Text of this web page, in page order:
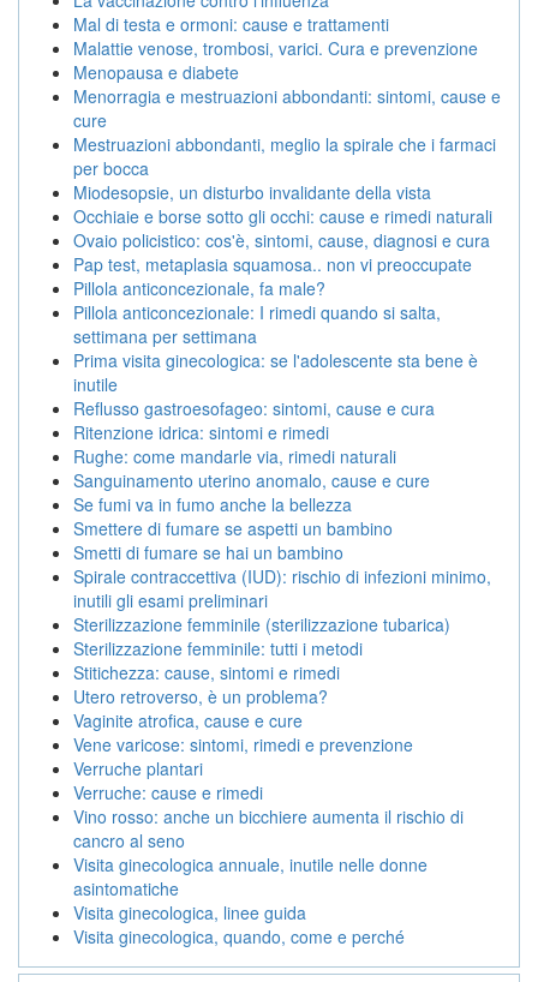
Mal di testa e ormoni: cause e trattamenti
Malattie venose, trombosi, varici. Cura e prevenzione
Menopausa e diabete
Menorragia e mestruazioni abbondanti: sintomi, cause e
cure
Mestruazioni abbondanti, meglio la spirale che i farmaci
per bocca
Miodesopsie, un disturbo invalidante della vista
Occhiaie e borse sotto gli occhi: cause e rimedi naturali
Ovaio policistico: cos'è, sintomi, cause, diagnosi e cura
Pap test, metaplasia squamosa.. non vi preoccupate
Pillola anticoncezionale, fa male?
Pillola anticoncezionale: I rimedi quando si salta,
settimana per settimana
Prima visita ginecologica: se l'adolescente sta bene è
inutile
Reflusso gastroesofageo: sintomi, cause e cura
Ritenzione idrica: sintomi e rimedi
Rughe: come mandarle via, rimedi naturali
Sanguinamento uterino anomalo, cause e cure
Se fumi va in fumo anche la bellezza
Smettere di fumare se aspetti un bambino
Smetti di fumare se hai un bambino
Spirale contraccettiva (IUD): rischio di infezioni minimo,
inutili gli esami preliminari
Sterilizzazione femminile (sterilizzazione tubarica)
Sterilizzazione femminile: tutti i metodi
Stitichezza: cause, sintomi e rimedi
Utero retroverso, è un problema?
Vaginite atrofica, cause e cure
Vene varicose: sintomi, rimedi e prevenzione
Verruche plantari
Verruche: cause e rimedi
Vino rosso: anche un bicchiere aumenta il rischio di
cancro al seno
Visita ginecologica annuale, inutile nelle donne
asintomatiche
Visita ginecologica, linee guida
Visita ginecologica, quando, come e perché